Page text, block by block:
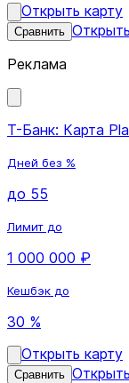
Открыть карту
Сравнить
Реклама
Т-Банк: Карта
Дней без %
до 55
Лимит до
1 000 000 ₽
Кешбэк до
30 %
Открыть карту
Сравнить